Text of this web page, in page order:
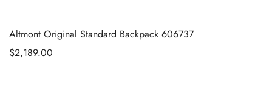
Altmont Original Standard Backpack 606737
$2,189.00